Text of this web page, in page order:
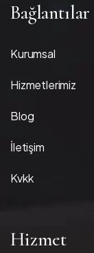
Bağlantılar
Kurumsal
Hizmetlerimiz
Blog
İletişim
Kvkk
Hizmet